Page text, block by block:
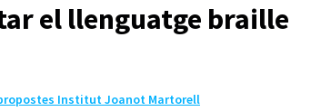
el llenguatge braille
Institut Joanot Martorell